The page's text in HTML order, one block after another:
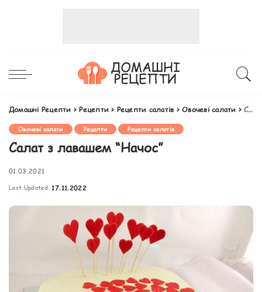
Домашні Рецепти >Рецепти > Рецепти салатів >Овочеві салати >Салат з лавашем “Начос”
Овочеві салати Рецепти Рецепти салатів
Салат з лавашем “Начос”
01.03.2021
Last Updated: 17.11.2022